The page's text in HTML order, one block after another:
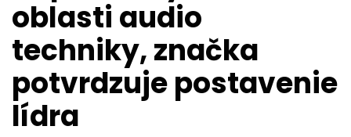
oblasti audio
techniky, značka
potvrdzuje postavenie
lídra